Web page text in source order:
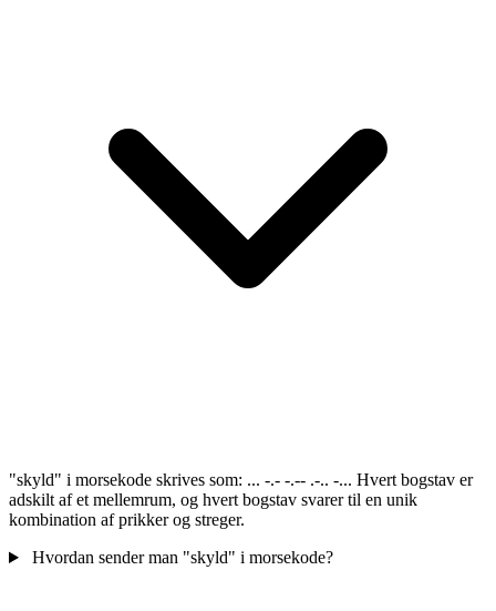
"skyld" i morsekode skrives som: ... -.- -.-- .-.. -... Hvert bogstav er
adskilt af et mellemrum, og hvert bogstav svarer til en unik
kombination af prikker og streger.
Hvordan sender man "skyld" i morsekode?